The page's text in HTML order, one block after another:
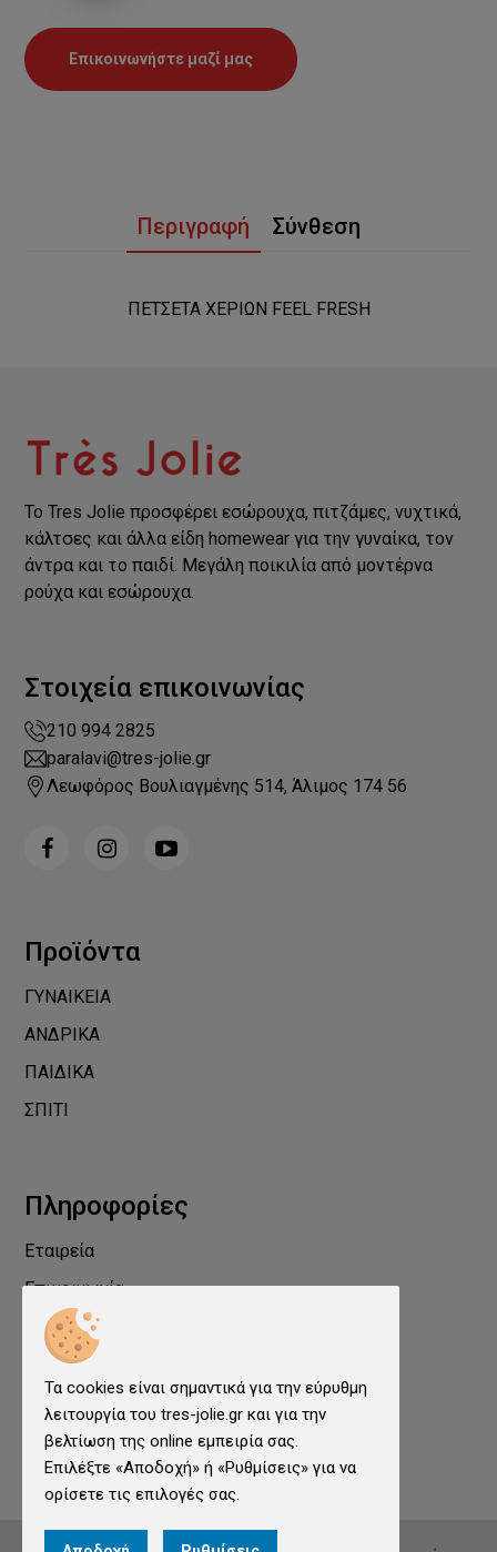
Επικοινωνήστε μαζί μας
Περιγραφή Σύνθεση
ΠΕΤΣΕΤΑ ΧΕΡΙΩΝ FEEL FRESH
Το Tres Jolie προσφέρει εσώρουχα, πιτζάμες, νυχτικά,
κάλτσες και άλλα είδη homewear για την γυναίκα, τον
άντρα και το παιδί. Μεγάλη ποικιλία από μοντέρνα
ρούχα και εσώρουχα.
Στοιχεία επικοινωνίας
210 994 2825
paralavi@tres-jolie.gr
Λεωφόρος Βουλιαγμένης 514, Άλιμος 174 56
Προϊόντα
ΓΥΝΑΙΚΕΙΑ
ΑΝΔΡΙΚΑ
ΠΑΙΔΙΚΑ
ΣΠΙΤΙ
Πληροφορίες
Εταιρεία
Επικοινωνία
Προστασία Προσωπικών Δεδομένων
Όροι χρήσης
Ρυθμίσεις cookies
Τα cookies είναι σημαντικά για την εύρυθμη
λειτουργία του tres-jolie.gr και για την
βελτίωση της online εμπειρία σας.
Επιλέξτε «Αποδοχή» ή «Ρυθμίσεις» για να
ορίσετε τις επιλογές σας.